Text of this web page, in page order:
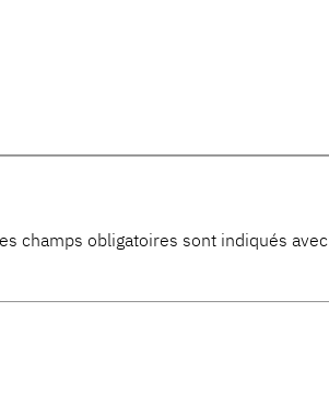
champs obligatoires sont indiqués avec